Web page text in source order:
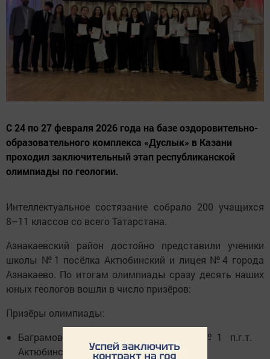
С 24 по 27 февраля 2026 года на базе оздоровительно-
образовательного комплекса «Дуслык» в Казани
проходил заключительный этап республиканской
олимпиады по геологии.
Интеллектуальное состязание собрало 200 учащихся
8–11 классов со всего Татарстана.
Азнакаевский район достойно представили ученики
школы №1 посёлка Актюбинский и лицея №4 города
Азнакаево. По итогам олимпиады сразу десять наших
юных геологов вошли в число призёров:
Призёры олимпиады:
Баграмова Амина (8 класс, школа №1 п.г.т.
Актюбинский);